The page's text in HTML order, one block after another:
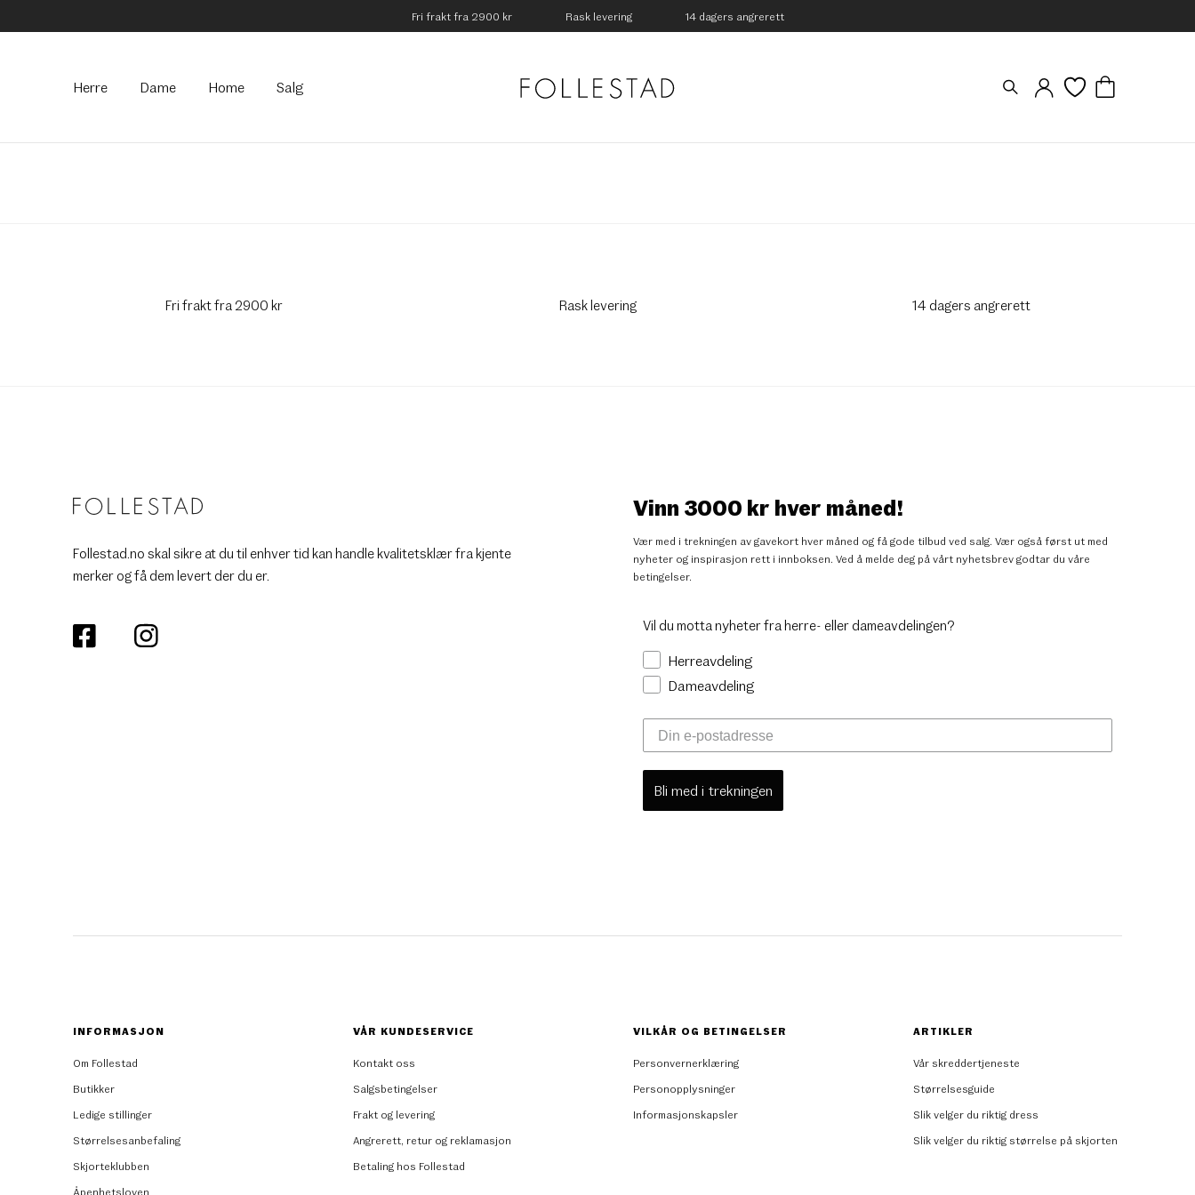
Fri frakt fra 2900 kr Rask levering 14 dagers angrerett
Hovedmeny
Herre Dame Home Salg
Fri frakt fra 2900 kr Rask levering 14 dagers angrerett
Follestad.no skal sikre at du til enhver tid kan handle kvalitetsklær fra kjente
merker og få dem levert der du er.
Vinn 3000 kr hver måned!
Vær med i trekningen av gavekort hver måned og få gode tilbud ved salg. Vær også først ut med
nyheter og inspirasjon rett i innboksen. Ved å melde deg på vårt nyhetsbrev godtar du våre
betingelser.
Vil du motta nyheter fra herre- eller dameavdelingen?
Herreavdeling
Dameavdeling
Bli med i trekningen
INFORMASJON
Om Follestad
Butikker
Ledige stillinger
Størrelsesanbefaling
Skjorteklubben
Åpenhetsloven
VÅR KUNDESERVICE
Kontakt oss
Salgsbetingelser
Frakt og levering
Angrerett, retur og reklamasjon
Betaling hos Follestad
VILKÅR OG BETINGELSER
Personvernerklæring
Personopplysninger
Informasjonskapsler
ARTIKLER
Vår skreddertjeneste
Størrelsesguide
Slik velger du riktig dress
Slik velger du riktig størrelse på skjorten